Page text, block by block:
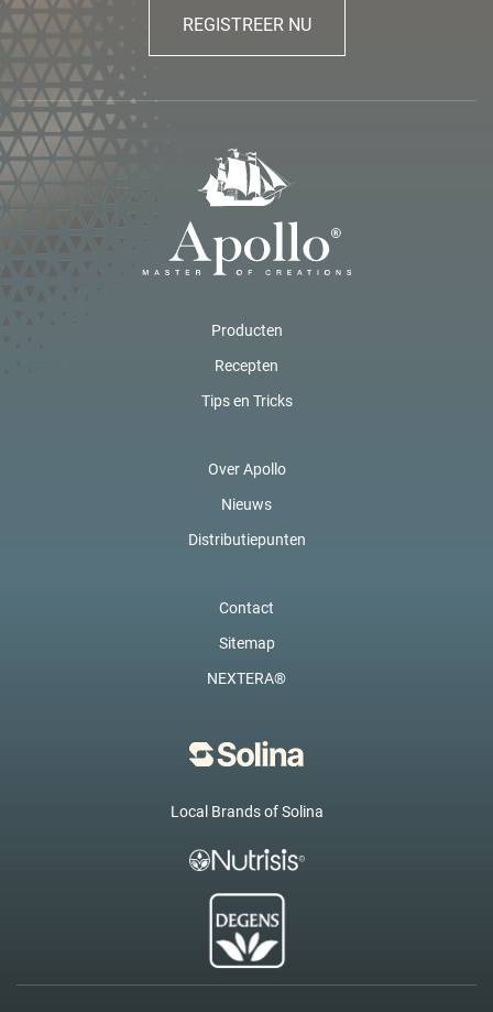
REGISTREER NU
Producten
Recepten
Tips en Tricks
Over Apollo
Nieuws
Distributiepunten
Contact
Sitemap
NEXTERA®
Local Brands of Solina